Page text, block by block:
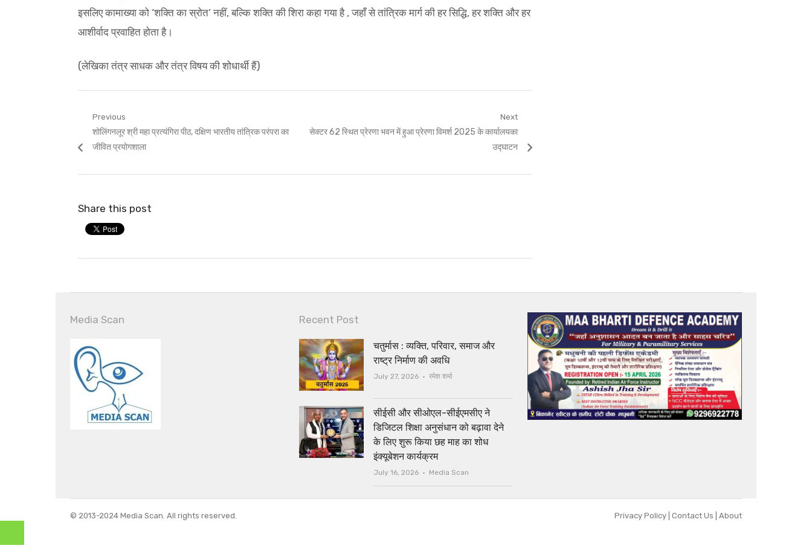
इसलिए कामाख्या को ‘शक्ति का स्रोत’ नहीं, बल्कि शक्ति की शिरा कहा गया है , जहाँ से तांत्रिक मार्ग की हर सिद्धि, हर शक्ति और हर
आशीर्वाद प्रवाहित होता है।
(लेखिका तंत्र साधक और तंत्र विषय की शोधार्थी हैं)
Post
navigation
Previous
Previous
post:
शोलिंगनलूर श्री महा प्रत्यंगिरा पीठ, दक्षिण भारतीय तांत्रिक परंपरा का
जीवित प्रयोगशाला
Next
Next
सेक्टर 62 स्थित प्रेरणा भवन में हुआ प्रेरणा विमर्श 2025 के कार्यालयका
उद्घाटन
Share this post
Media Scan Recent Post
चतुर्मास : व्यक्ति, परिवार, समाज और
राष्ट्र निर्माण की अवधि
July 27, 2026 Author
रमेश शर्मा
सीईसी और सीओएल-सीईएमसीए ने
डिजिटल शिक्षा अनुसंधान को बढ़ावा देने
के लिए शुरू किया छह माह का शोध
इंक्यूबेशन कार्यक्रम
July 16, 2026 Author
Media Scan
© 2013-2024 Media Scan. All rights reserved. Privacy Policy Contact Us About